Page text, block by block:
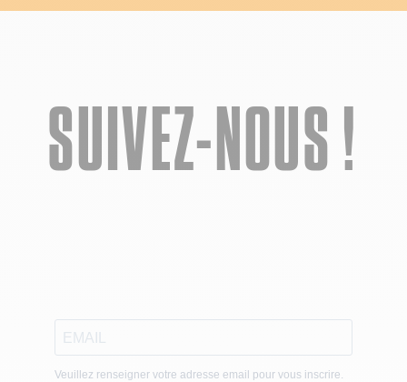
SUIVEZ-NOUS !